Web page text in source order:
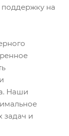
поддержку на
Наши
задач и